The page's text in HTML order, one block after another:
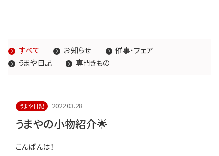
すべて お知らせ
催事・フェア
うまや日記
専門きもの
うまや日記 2022.03.28
うまやの小物紹介🌟
こんばんは！